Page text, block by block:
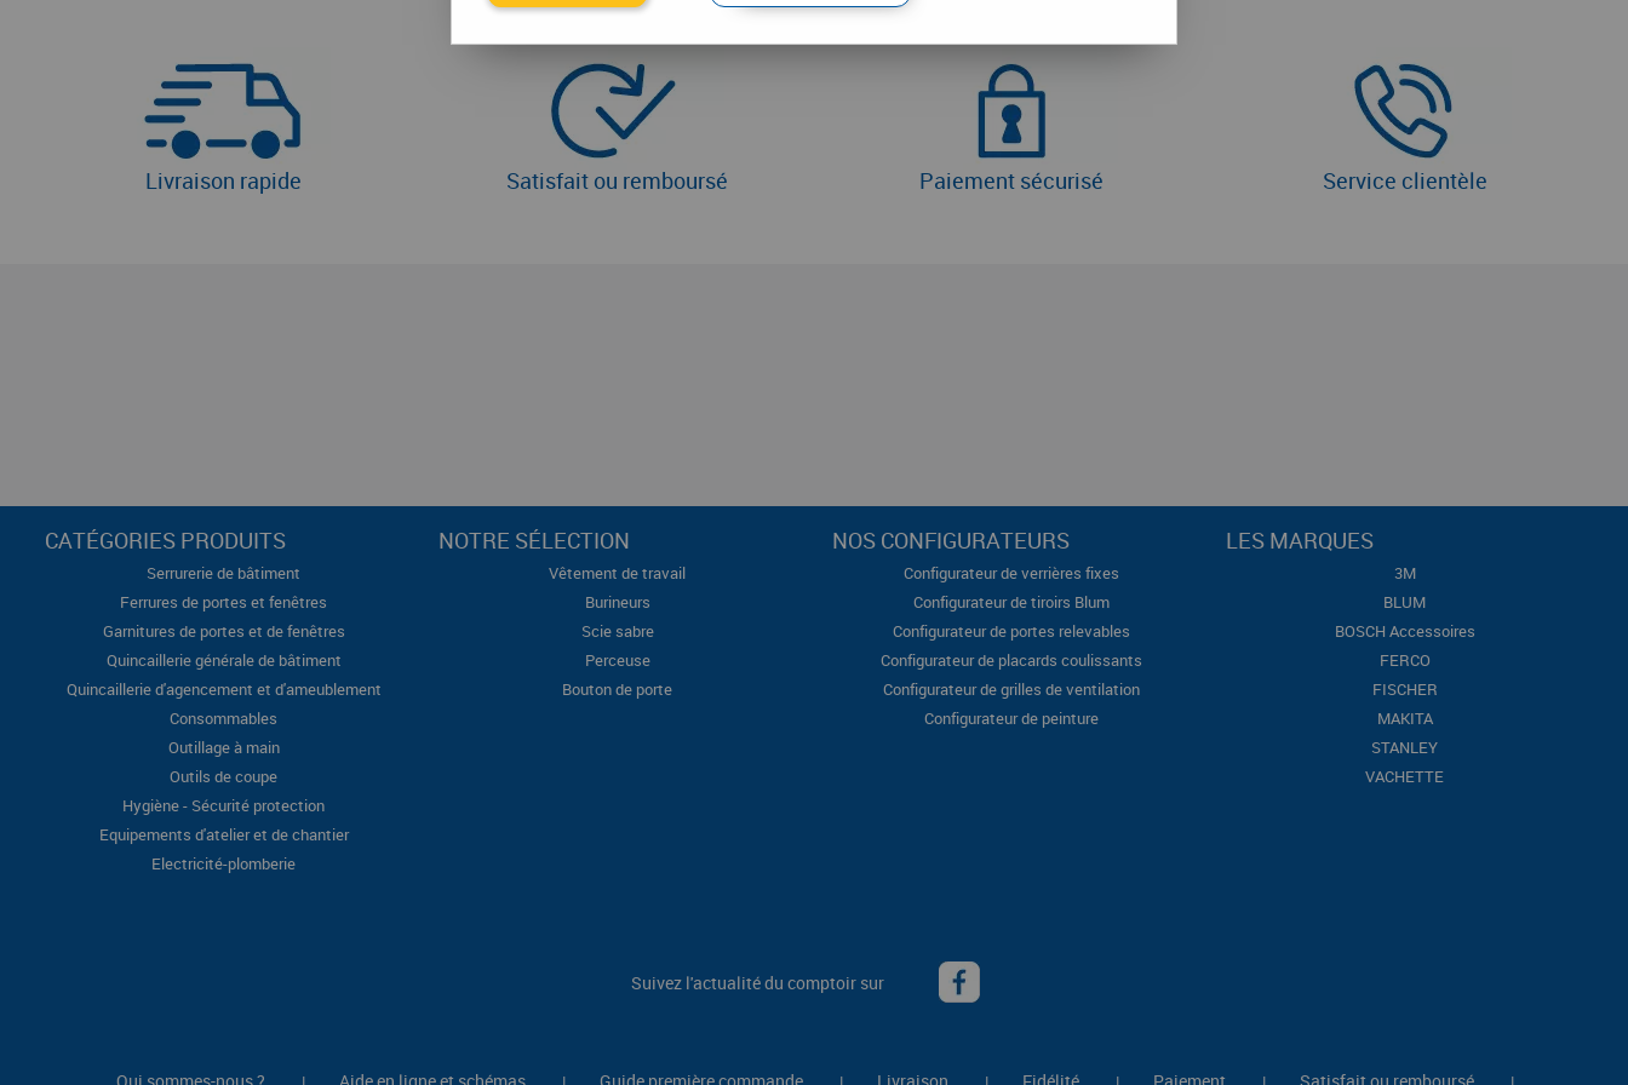
Livraison rapide Satisfait ou remboursé Paiement sécurisé Service clientèle
CATÉGORIES PRODUITS
Serrurerie de bâtiment
Ferrures de portes et fenêtres
Garnitures de portes et de fenêtres
Quincaillerie générale de bâtiment
Quincaillerie d'agencement et d'ameublement
Consommables
Outillage à main
Outils de coupe
Hygiène - Sécurité protection
Equipements d'atelier et de chantier
Electricité-plomberie
NOTRE SÉLECTION
Vêtement de travail
Burineurs
Scie sabre
Perceuse
Bouton de porte
NOS CONFIGURATEURS
Configurateur de verrières fixes
Configurateur de tiroirs Blum
Configurateur de portes relevables
Configurateur de placards coulissants
Configurateur de grilles de ventilation
Configurateur de peinture
LES MARQUES
3M
BLUM
BOSCH Accessoires
FERCO
FISCHER
MAKITA
STANLEY
VACHETTE
Suivez l'actualité du comptoir sur